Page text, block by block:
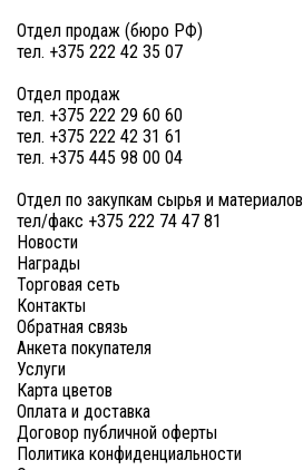
Отдел продаж (бюро РФ)
тел. +375 222 42 35 07
Отдел продаж
тел. +375 222 29 60 60
тел. +375 222 42 31 61
тел. +375 445 98 00 04
Отдел по закупкам сырья и материалов
тел/факс +375 222 74 47 81
Новости
Награды
Торговая сеть
Контакты
Обратная связь
Анкета покупателя
Услуги
Карта цветов
Оплата и доставка
Договор публичной оферты
Политика конфиденциальности